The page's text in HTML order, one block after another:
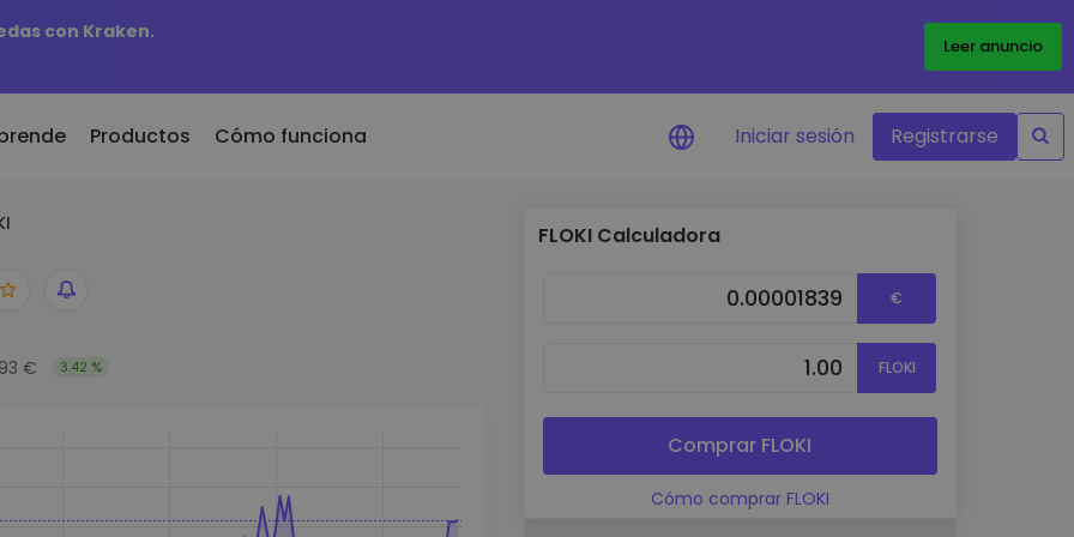
con Kraken.
Leer anuncio
recién añadidos a
Productos
Análisis de cartera
Perspectiva inteligente para un
Cómo funciona Iniciar sesión Registrarse
€ 3.42 %
FLOKI Calculadora
€
FLOKI
Comprar FLOKI
Cómo comprar FLOKI